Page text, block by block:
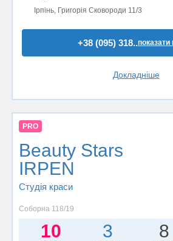
Ірпінь, Григорія Сковороди 11/3
+38 (095) 318..показати
Докладніше
PRO
Beauty Stars
IRPEN
Студія краси
Соборна 118/19
10 3 8